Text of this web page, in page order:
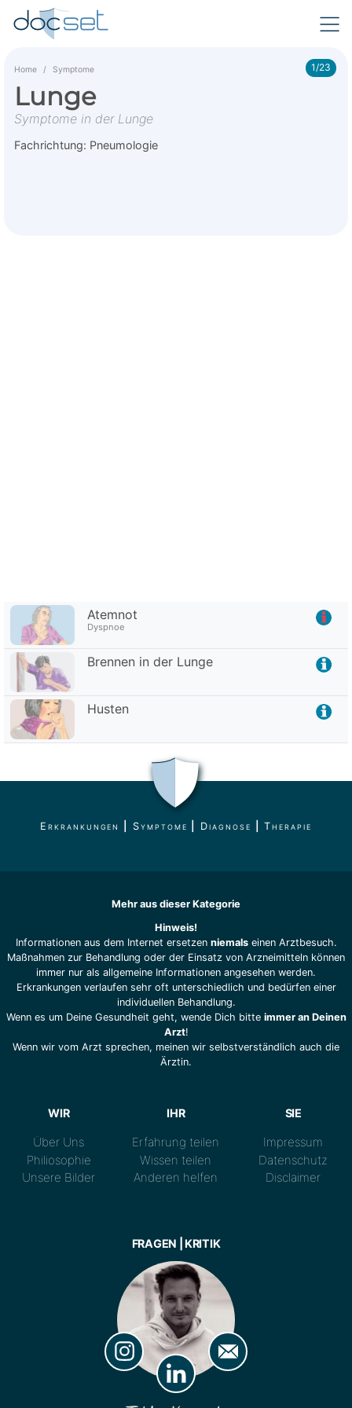
1/23
Home Symptome
Lunge
Symptome in der Lunge
Fachrichtung: Pneumologie
Atemnot
Dyspnoe
Brennen in der Lunge
Husten
Erkrankungen Symptome Diagnose |Therapie
Mehr aus dieser Kategorie
Hinweis!
Informationen aus dem Internet ersetzen niemalseinen Arztbesuch.
Maßnahmen zur Behandlung oder der Einsatz von Arzneimitteln können
immer nur als allgemeine Informationen angesehen werden.
Erkrankungen verlaufen sehr oft unterschiedlich und bedürfen einer
individuellen Behandlung.
Wenn es um Deine Gesundheit geht, wende Dich bitte immer an Deinen
Arzt!
Wenn wir vom Arzt sprechen, meinen wir selbstverständlich auch die
Ärztin.
WIR
Über Uns
Philiosophie
Unsere Bilder
IHR
Erfahrung teilen
Wissen teilen
Anderen helfen
SIE
Impressum
Datenschutz
Disclaimer
FRAGEN | KRITIK